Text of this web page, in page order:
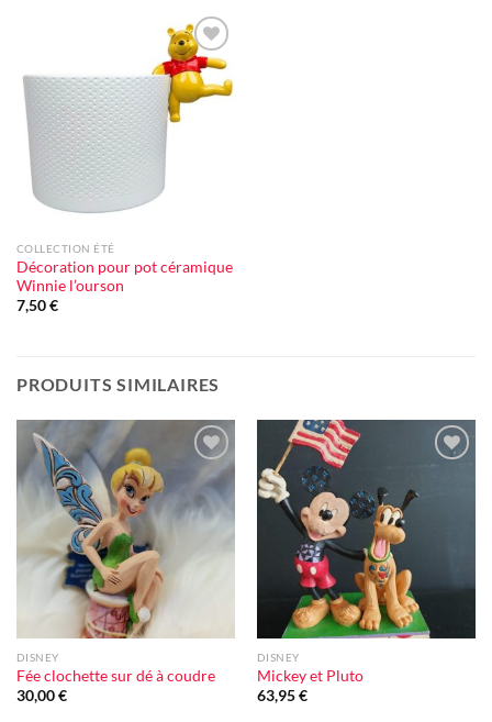
Ajouter
à la liste
d'envie
COLLECTION ÉTÉ
Décoration pour pot céramique
Winnie l’ourson
7,50€
PRODUITS SIMILAIRES
Ajouter
à la liste
d'envie
DISNEY
Fée clochette sur dé à coudre
30,00€
DISNEY
Mickey et Pluto
63,95€